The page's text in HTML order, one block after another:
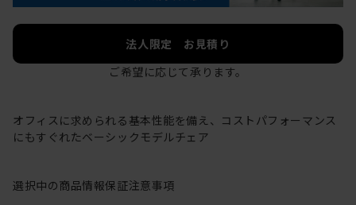
法人限定 お見積り
ご希望に応じて承ります。
オフィスに求められる基本性能を備え、コストパフォーマンス
にもすぐれたベーシックモデルチェア
選択中の商品情報保証注意事項